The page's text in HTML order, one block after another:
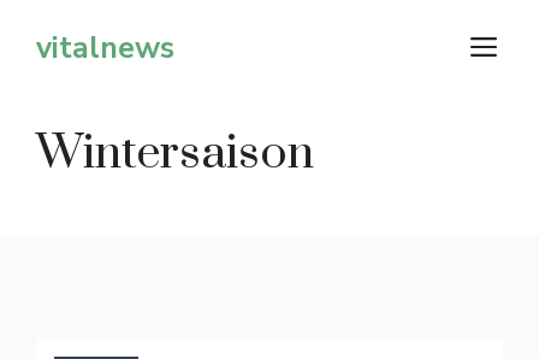
Inhaltvitalnews
Wintersaison